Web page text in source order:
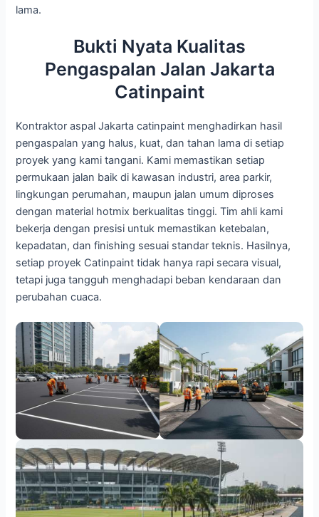
lama.
Bukti Nyata Kualitas
Pengaspalan Jalan Jakarta
Catinpaint
Kontraktor aspal Jakarta catinpaint menghadirkan hasil
pengaspalan yang halus, kuat, dan tahan lama di setiap
proyek yang kami tangani. Kami memastikan setiap
permukaan jalan baik di kawasan industri, area parkir,
lingkungan perumahan, maupun jalan umum diproses
dengan material hotmix berkualitas tinggi. Tim ahli kami
bekerja dengan presisi untuk memastikan ketebalan,
kepadatan, dan finishing sesuai standar teknis. Hasilnya,
setiap proyek Catinpaint tidak hanya rapi secara visual,
tetapi juga tangguh menghadapi beban kendaraan dan
perubahan cuaca.